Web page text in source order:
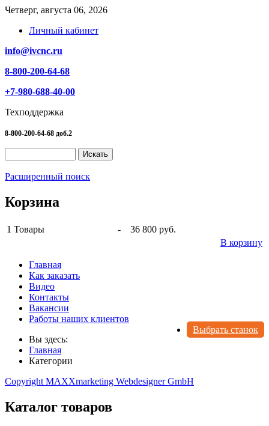
Четверг, августа 06, 2026
Личный кабинет
info@ivcnc.ru
8-800-200-64-68
+7-980-688-40-00
Техподдержка
8-800-200-64-68 доб.2
Расширенный поиск
Корзина
1 Товары -
36 800 руб.
В корзину
Главная
Как заказать
Видео
Контакты
Вакансии
Работы наших клиентов
Выбрать станок
Вы здесь:
Главная
Категории
Copyright MAXXmarketing Webdesigner GmbH
Каталог товаров